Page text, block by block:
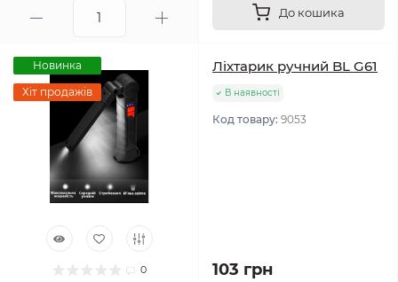
До кошика
Новинка
Хіт продажів
0
Ліхтарик ручний BL G61
В наявності
Код товару: 9053
103 грн